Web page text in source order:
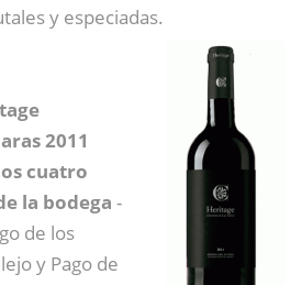
y especiadas.
2011
cuatro
la bodega -
de los
y Pago de